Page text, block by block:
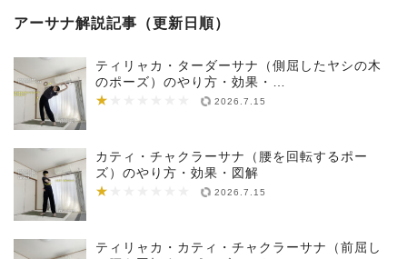
アーサナ解説記事（更新日順）
ティリャカ・ターダーサナ（側屈したヤシの木
のポーズ）のやり方・効果・…
★
★★★★★★★ 2026.7.15
カティ・チャクラーサナ（腰を回転するポー
ズ）のやり方・効果・図解
★
★★★★★★★ 2026.7.15
ティリャカ・カティ・チャクラーサナ（前屈し